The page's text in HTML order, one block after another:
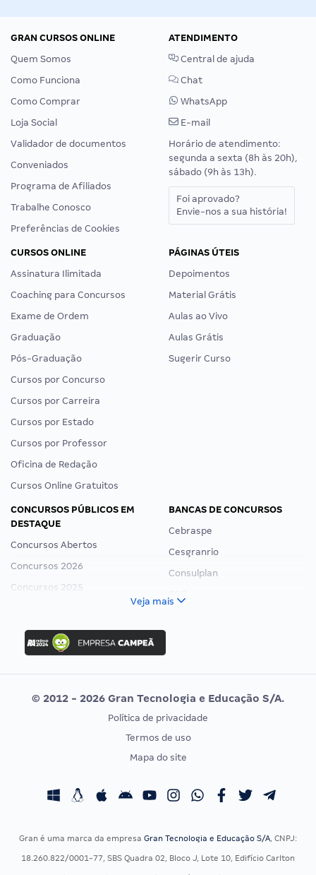
GRAN CURSOS ONLINE
Quem Somos
Como Funciona
Como Comprar
Loja Social
Validador de documentos
Conveniados
Programa de Afiliados
Trabalhe Conosco
Preferências de Cookies
ATENDIMENTO
Central de ajuda
Chat
WhatsApp
E-mail
Horário de atendimento:
segunda a sexta (8h às 20h),
sábado (9h às 13h).
Foi aprovado?
Envie-nos a sua história!
CURSOS ONLINE
Assinatura Ilimitada
Coaching para Concursos
Exame de Ordem
Graduação
Pós-Graduação
Cursos por Concurso
Cursos por Carreira
Cursos por Estado
Cursos por Professor
Oficina de Redação
Cursos Online Gratuitos
PÁGINAS ÚTEIS
Depoimentos
Material Grátis
Aulas ao Vivo
Aulas Grátis
Sugerir Curso
CONCURSOS PÚBLICOS EM
DESTAQUE
Concursos Abertos
Concursos 2026
Concursos 2025
Concurso Nacional Unificado
Concurso Ibama
Concurso MPU
Editais publicados
BANCAS DE CONCURSOS
Cebraspe
Cesgranrio
Consulplan
Vunesp
CONCURSOS POR PROFISSÃO
Concursos Fiscais
EXAME DE ORDEM
Calendário OAB
Veja mais
© 2012 - 2026 Gran Tecnologia e Educação S/A.
Política de privacidade
Termos de uso
Mapa do site
Gran é uma marca da empresa Gran Tecnologia e Educação S/A, CNPJ:
18.260.822/0001-77, SBS Quadra 02, Bloco J, Lote 10, Edifício Carlton